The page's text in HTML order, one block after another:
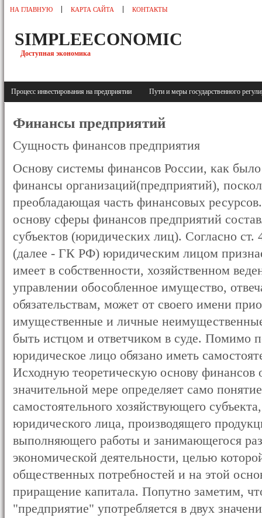
НА ГЛАВНУЮ КАРТА САЙТА КОНТАКТЫ
SIMPLEECONOMIC
Доступная экономика
Процесс инвестирования на предприятии Пути и меры государственного
Финансы предприятий
Сущность финансов предприятия
Основу системы финансов России, как
финансы организаций(предприятий),
преобладающая часть финансовых
основу сферы финансов предприятий
субъектов (юридических лиц). Согласно ст.
(далее - ГК РФ) юридическим лицом
имеет в собственности, хозяйственном
управлении обособленное имущество,
обязательствам, может от своего имени
имущественные и личные
быть истцом и ответчиком в суде. Помимо
юридическое лицо обязано иметь
Исходную теоретическую основу финансов
значительной мере определяет само
самостоятельного хозяйствующего
юридического лица, производящего
выполняющего работы и занимающегося
экономической деятельности, целью
общественных потребностей и на этой
приращение капитала. Попутно заметим,
"предприятие" употребляется в двух